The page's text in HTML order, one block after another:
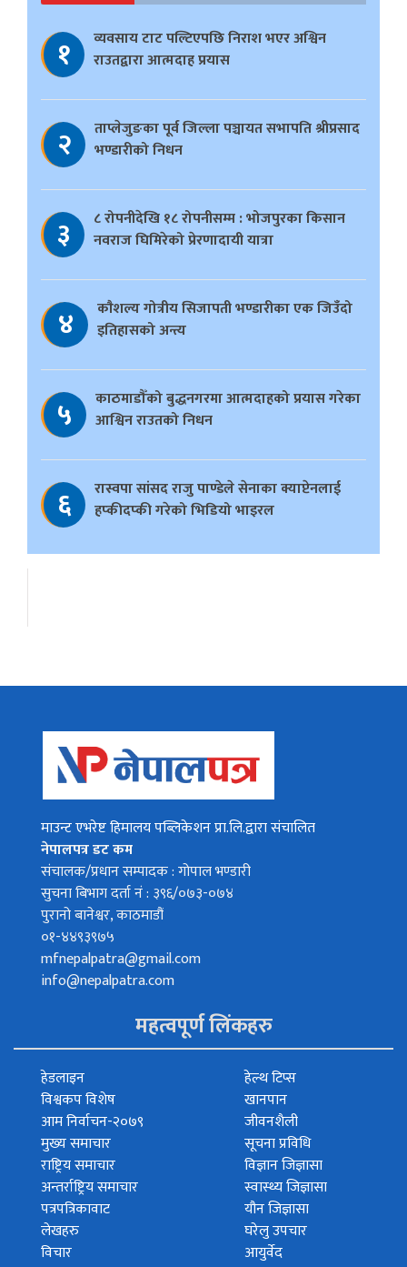
१
व्यवसाय टाट पल्टिएपछि निराश भएर अश्विन
राउतद्वारा आत्मदाह प्रयास
२
ताप्लेजुङका पूर्व जिल्ला पञ्चायत सभापति श्रीप्रसाद
भण्डारीको निधन
३
८ रोपनीदेखि १८ रोपनीसम्म : भोजपुरका किसान
नवराज घिमिरेको प्रेरणादायी यात्रा
४
काैशल्य गोत्रीय सिजापती भण्डारीका एक जिउँदो
इतिहासको अन्त्य
५
काठमाडौँको बुद्धनगरमा आत्मदाहको प्रयास गरेका
आश्विन राउतको निधन
६
रास्वपा सांसद राजु पाण्डेले सेनाका क्याप्टेनलाई
हप्कीदप्की गरेको भिडियो भाइरल
माउन्ट एभरेष्ट हिमालय पब्लिकेशन प्रा.लि.द्वारा संचालित
नेपालपत्र डट कम
संचालक/प्रधान सम्पादक : गोपाल भण्डारी
सुचना बिभाग दर्ता नं : ३९६/०७३-०७४
पुरानो बानेश्वर, काठमाडौं
०१-४४९३९७५
mfnepalpatra@gmail.com
info@nepalpatra.com
महत्वपूर्ण लिंकहरु
हेडलाइन
विश्वकप विशेष
आम निर्वाचन-२०७९
मुख्य समाचार
राष्ट्रिय समाचार
अन्तर्राष्ट्रिय समाचार
पत्रपत्रिकावाट
लेखहरु
विचार
हेल्थ टिप्स
खानपान
जीवनशैली
सूचना प्रविधि
विज्ञान जिज्ञासा
स्वास्थ्य जिज्ञासा
यौन जिज्ञासा
घरेलु उपचार
आयुर्वेद